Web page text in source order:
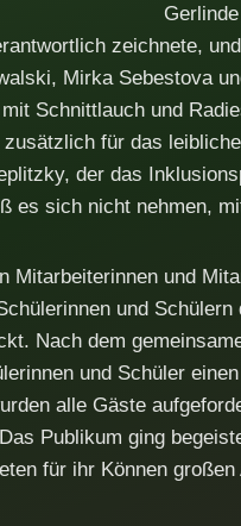
zeichnete,
Mirka Sebestova
Schnittlauch und
für das
der das
es sich nicht nehmen,
Mitarbeiterinnen und
und
Nach dem
und Schüler
alle Gäste
Publikum ging
für ihr Können großen